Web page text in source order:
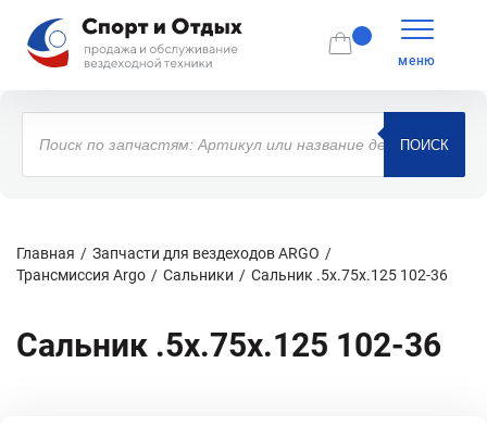
меню
Поиск
товаров
ПОИСК
Главная
Запчасти для вездеходов ARGO
Трансмиссия Argo
Сальники Сальник .5x.75x.125 102-36
Сальник .5x.75x.125 102-36